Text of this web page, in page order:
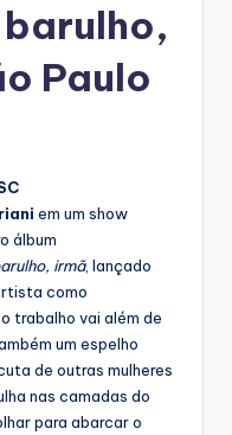
Paulo
em um show
álbum
irmã, lançado
como
trabalho vai além de
um espelho
de outras mulheres
nas camadas do
para abarcar o